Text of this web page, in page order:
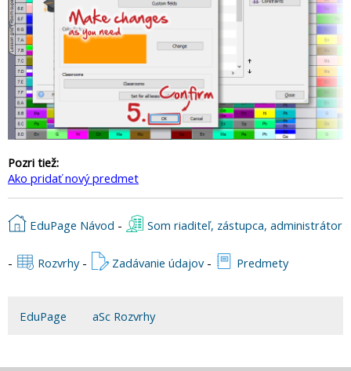
Pozri tiež:
Ako pridať nový predmet
EduPage Návod - Som riaditeľ, zástupca, administrátor
- Rozvrhy- Zadávanie údajov- Predmety
EduPage aSc Rozvrhy